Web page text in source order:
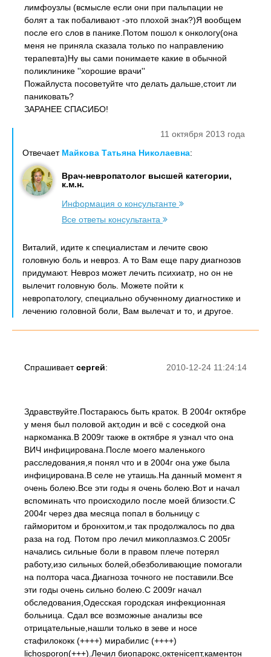
лимфоузлы (всмысле если они при пальпации не
болят а так побаливают -это плохой знак?)Я вообщем
после его слов в панике.Потом пошол к онкологу(она
меня не приняла сказала только по направлению
терапевта)Ну вы сами понимаете какие в обычной
поликлинике ''хорошие врачи''
Пожайлуста посоветуйте что делать дальше,стоит ли
паниковать?
ЗАРАНЕЕ СПАСИБО!
11 октября 2013 года
Отвечает Майкова Татьяна Николаевна:
Врач-невропатолог высшей категории,
к.м.н.
Информация о консультанте
Все ответы консультанта
Виталий, идите к специалистам и лечите свою
головную боль и невроз. А то Вам еще пару диагнозов
придумают. Невроз может лечить психиатр, но он не
вылечит головную боль. Можете пойти к
невропатологу, специально обученному диагностике и
лечению головной боли, Вам вылечат и то, и другое.
2010-12-24 11:24:14
Спрашиваетсергей:
Здравствуйте.Постараюсь быть краток. В 2004г октябре
у меня был половой акт,один и всё с соседкой она
наркоманка.В 2009г также в октябре я узнал что она
ВИЧ инфицирована.После моего маленького
расследования,я понял что и в 2004г она уже была
инфицирована.В селе не утаишь.На данный момент я
очень болею.Все эти годы я очень болею.Вот и начал
вспоминать что происходило после моей близости.С
2004г через два месяца попал в больницу с
гайморитом и бронхитом,и так продолжалось по два
раза на год. Потом про лечил микоплазмоз.С 2005г
начались сильные боли в правом плече потерял
работу,изо сильных болей,обезболивающие помогали
на полтора часа.Диагноза точного не поставили.Все
эти годы очень сильно болею.С 2009г начал
обследования,Одесская городская инфекционная
больница. Сдал все возможные анализы все
отрицательные,нашли только в зеве и носе
стафилококк (++++) мирабилис (++++)
lichosporon(+++).Лечил биопарокс,октенiсепт,каментон